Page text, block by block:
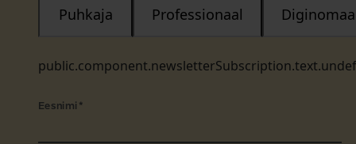
Puhkaja Professionaal
Eesnimi *